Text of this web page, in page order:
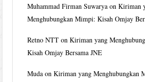
Muhammad Firman Suwarya onKiriman
Menghubungkan Mimpi: Kisah Omjay
Retno NTT onKiriman yang
Kisah Omjay Bersama JNE
Muda onKiriman yang Menghubungkan